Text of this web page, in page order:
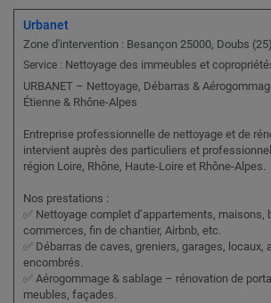
Urbanet
Zone d'intervention : Besançon 25000, Doubs (25)
Service : Nettoyage des immeubles et
URBANET – Nettoyage, Débarras &
Étienne & Rhône-Alpes
Entreprise professionnelle de nettoyage et de
intervient auprès des particuliers et
région Loire, Rhône, Haute-Loire et Rhône-Alpes.
Nos prestations :
✅ Nettoyage complet d’appartements, maisons,
commerces, fin de chantier, Airbnb, etc.
✅ Débarras de caves, greniers, garages, locaux,
encombrés.
✅ Aérogommage & sablage – rénovation de
meubles, façades.